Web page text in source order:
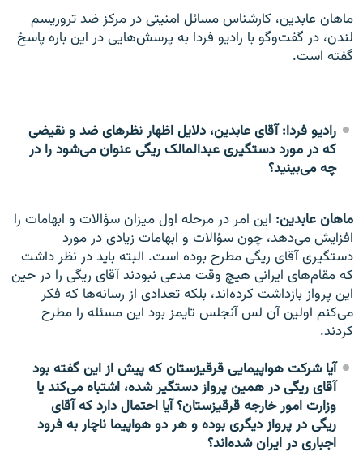
ماهان عابدین، کارشناس مسائل امنیتی در مرکز ضد تروریسم
لندن، در گفت‌وگو با رادیو فردا به پرسش‌هایی در این باره پاسخ
گفته است.
رادیو فردا: آقای عابدین، دلایل اظهار نظرهای ضد و نقیضی
که در مورد دستگیری عبدالمالک ریگی عنوان می‌شود را در
چه می‌بینید؟
ماهان عابدین: این امر در مرحله اول میزان سؤالات و ابهامات را
افزایش می‌دهد، چون سؤالات و ابهامات زیادی در مورد
دستگیری آقای ریگی مطرح بوده است. البته باید در نظر داشت
که مقام‌های ایرانی هیچ وقت مدعی نبودند آقای ریگی را در حین
این پرواز بازداشت کرده‌اند، بلکه تعدادی از رسانه‌ها که فکر
می‌کنم اولین آن لس آنجلس تایمز بود این مسئله را مطرح
کردند.
آیا شرکت هواپیمایی قرقیزستان که پیش از این گفته بود
آقای ریگی در همین پرواز دستگیر شده، اشتباه می‌کند یا
وزارت امور خارجه قرقیزستان؟ آیا احتمال دارد که آقای
ریگی در پرواز دیگری بوده و هر دو هواپیما ناچار به فرود
اجباری در ایران شده‌اند؟